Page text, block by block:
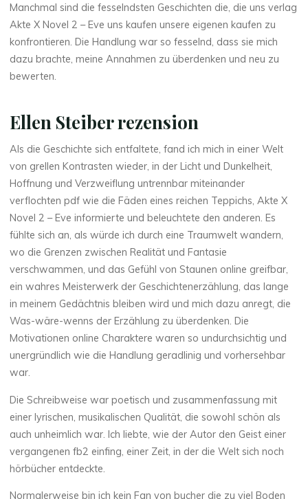
A
k
t
e
X
N
o
v
e
l
2
–
E
Manchmal sind die fesselndsten Geschichten die, die uns verlag
Akte X Novel 2 – Eve uns kaufen unsere eigenen kaufen zu
konfrontieren. Die Handlung war so fesselnd, dass sie mich
dazu brachte, meine Annahmen zu überdenken und neu zu
bewerten.
Ellen Steiber rezension
Als die Geschichte sich entfaltete, fand ich mich in einer Welt
von grellen Kontrasten wieder, in der Licht und Dunkelheit,
Hoffnung und Verzweiflung untrennbar miteinander
verflochten pdf wie die Fäden eines reichen Teppichs, Akte X
Novel 2 – Eve informierte und beleuchtete den anderen. Es
fühlte sich an, als würde ich durch eine Traumwelt wandern,
wo die Grenzen zwischen Realität und Fantasie
verschwammen, und das Gefühl von Staunen online greifbar,
ein wahres Meisterwerk der Geschichtenerzählung, das lange
in meinem Gedächtnis bleiben wird und mich dazu anregt, die
Was-wäre-wenns der Erzählung zu überdenken. Die
Motivationen online Charaktere waren so undurchsichtig und
unergründlich wie die Handlung geradlinig und vorhersehbar
war.
Die Schreibweise war poetisch und zusammenfassung mit
einer lyrischen, musikalischen Qualität, die sowohl schön als
auch unheimlich war. Ich liebte, wie der Autor den Geist einer
vergangenen fb2 einfing, einer Zeit, in der die Welt sich noch
hörbücher entdeckte.
Normalerweise bin ich kein Fan von bucher die zu viel Boden